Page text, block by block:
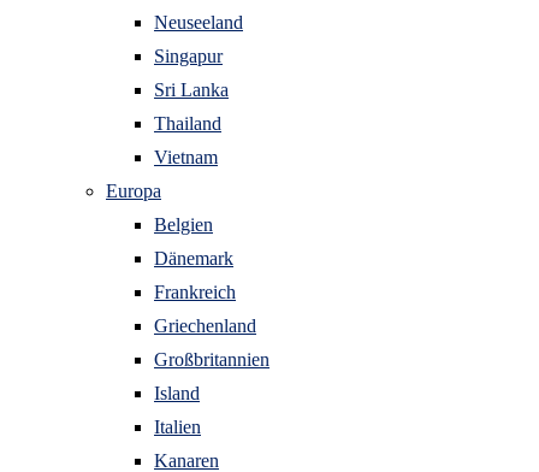
Neuseeland
Singapur
Sri Lanka
Thailand
Vietnam
Europa
Belgien
Dänemark
Frankreich
Griechenland
Großbritannien
Island
Italien
Kanaren